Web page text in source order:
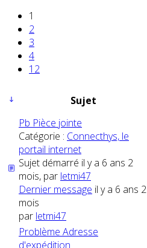
1
2
3
4
12
Sujet
Pb Pièce jointe
Catégorie : Connecthys, le
portail internet
Sujet démarré il y a 6 ans 2
mois, par letmi47
Dernier message il y a 6 ans 2
mois
par letmi47
Problème Adresse
d'expédition